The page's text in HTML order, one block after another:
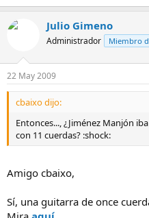
Julio Gimeno
Administrador Miembro
22 May 2009
cbaixo dijo:
Entonces..., ¿Jiménez Manjón
con 11 cuerdas? :shock:
Amigo cbaixo,
Sí, una guitarra de once